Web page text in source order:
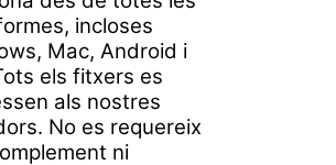
incloses
Mac, Android i
els fitxers es
als nostres
No es requereix
ni